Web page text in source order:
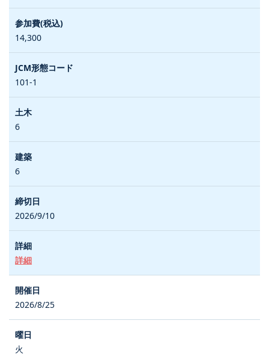
14,300
101-1
6
6
2026/9/10
詳細
2026/8/25
火